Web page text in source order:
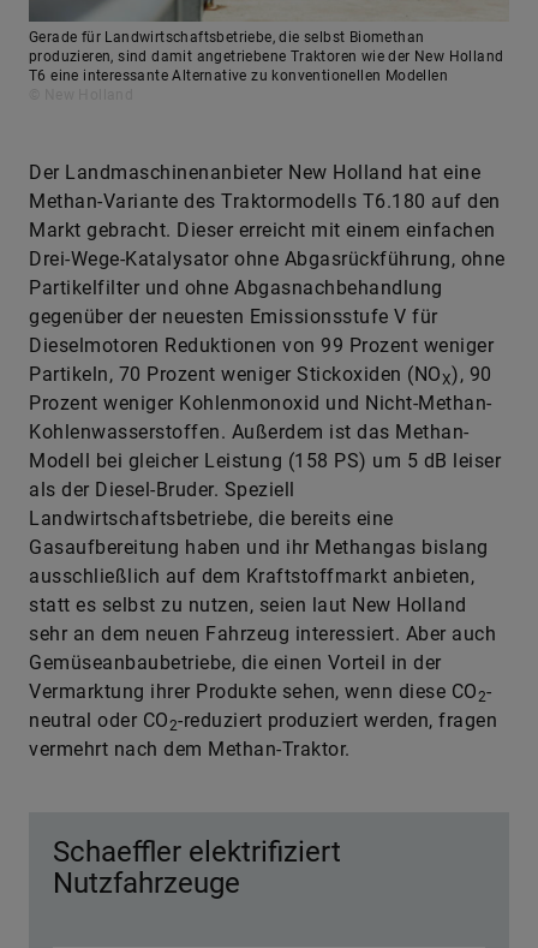
Gerade für Landwirtschaftsbetriebe, die selbst Biomethan
produzieren, sind damit angetriebene Traktoren wie der New Holland
T6 eine interessante Alternative zu konventionellen Modellen
Der Landmaschinenanbieter New Holland hat eine
Methan-Variante des Traktormodells T6.180 auf den
Markt gebracht. Dieser erreicht mit einem einfachen
Drei-Wege-Katalysator ohne Abgasrückführung, ohne
Partikelfilter und ohne Abgasnachbehandlung
gegenüber der neuesten Emissionsstufe V für
Dieselmotoren Reduktionen von 99 Prozent weniger
Partikeln, 70 Prozent weniger Stickoxiden (NOX), 90
Prozent weniger Kohlenmonoxid und Nicht-Methan-
Kohlenwasserstoffen. Außerdem ist das Methan-
Modell bei gleicher Leistung (158 PS) um 5 dB leiser
als der Diesel-Bruder. Speziell
Landwirtschaftsbetriebe, die bereits eine
Gasaufbereitung haben und ihr Methangas bislang
ausschließlich auf dem Kraftstoffmarkt anbieten,
statt es selbst zu nutzen, seien laut New Holland
sehr an dem neuen Fahrzeug interessiert. Aber auch
Gemüseanbaubetriebe, die einen Vorteil in der
Vermarktung ihrer Produkte sehen, wenn diese CO2-
neutral oder CO2-reduziert produziert werden, fragen
vermehrt nach dem Methan-Traktor.
Schaeffler elektrifiziert
Nutzfahrzeuge